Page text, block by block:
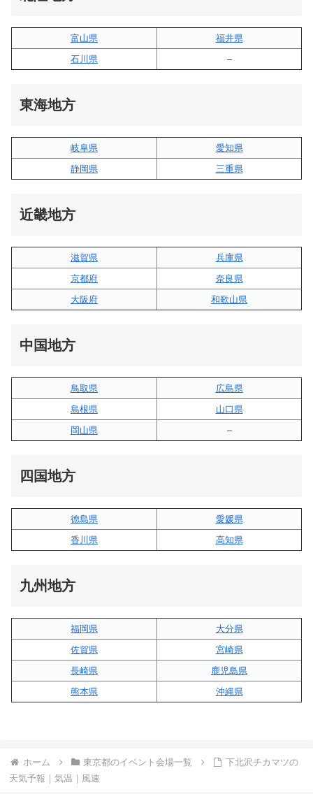
富山県
福井県
石川県
–
東海地方
岐阜県
愛知県
静岡県
三重県
近畿地方
滋賀県
兵庫県
京都府
奈良県
大阪府
和歌山県
中国地方
鳥取県
広島県
島根県
山口県
岡山県
–
四国地方
徳島県
愛媛県
香川県
高知県
九州地方
福岡県
大分県
佐賀県
宮崎県
長崎県
鹿児島県
熊本県
沖縄県
ホーム 東京都のイベント会場一覧
下北沢チカマツの
天気予報｜気温｜風速